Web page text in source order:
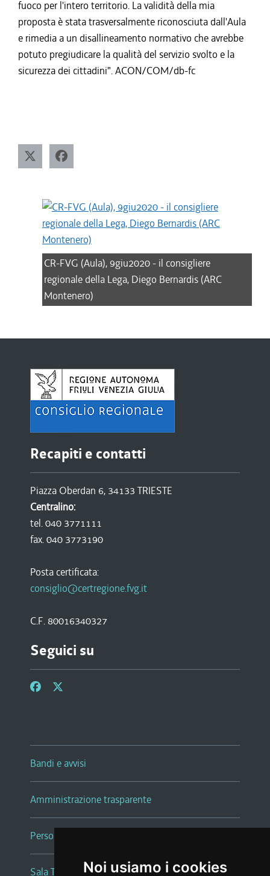
Noi usiamo i cookies
fuoco per l'intero territorio. La validità della mia
proposta è stata trasversalmente riconosciuta dall'Aula
e rimedia a un disallineamento normativo che avrebbe
potuto pregiudicare la qualità del servizio svolto e la
sicurezza dei cittadini". ACON/COM/db-fc
CR-FVG (Aula), 9giu2020 - il consigliere
regionale della Lega, Diego Bernardis (ARC
Montenero)
Recapiti e contatti
Piazza Oberdan 6, 34133 TRIESTE
Centralino:
tel. 040 3771111
fax. 040 3773190
Posta certificata:
consiglio@certregione.fvg.it
C.F. 80016340327
Seguici su
Bandi e avvisi
Amministrazione trasparente
Persone e Uffici
Sala Tiziano Tessitori